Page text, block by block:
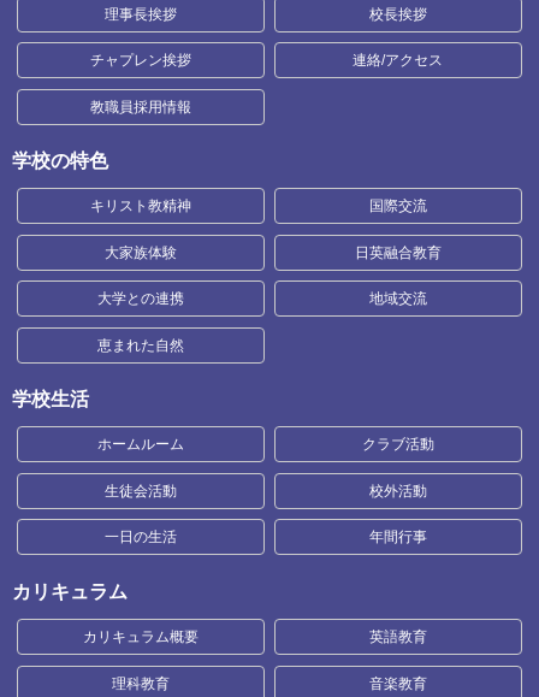
理事長挨拶 校長挨拶
チャプレン挨拶 連絡/アクセス
教職員採用情報
学校の特色
キリスト教精神 国際交流
大家族体験 日英融合教育
大学との連携 地域交流
恵まれた自然
学校生活
ホームルーム クラブ活動
生徒会活動 校外活動
一日の生活 年間行事
カリキュラム
カリキュラム概要 英語教育
理科教育 音楽教育